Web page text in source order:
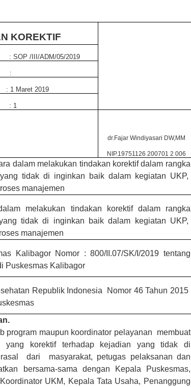
KOREKTIF
:SOP / III/ADM/05/2019
:
: 1 Maret 2019
: 1
dr.Fajar Windiyasari DW,MM
NIP.19751126 200701 2 006
dalam melakukan tindakan korektif dalam rangka
tidak di inginkan baik dalam kegiatan UKP,
manajemen
melakukan tindakan korektifdalam rangka
tidak di inginkan baik dalam kegiatan UKP,
manajemen
Kalibagor Nomor : 800/II.07/SK/I/2019 tentang
Puskesmas Kalibagor
Republik Indonesia
Nomor 46 Tahun 2015
.
program maupun koordinator pelayanan
membuat
yang korektifterhadap kejadian yang tidak di
dari
masyarakat, petugas pelaksanan dan
bersama-sama dengan Kepala Puskesmas,
UKM, Kepala Tata Usaha, Penanggung